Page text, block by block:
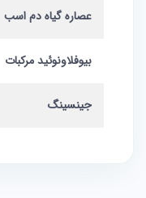
عصاره گیاه دم اسب
بیوفلاونوئید مرکبات
جینسینگ